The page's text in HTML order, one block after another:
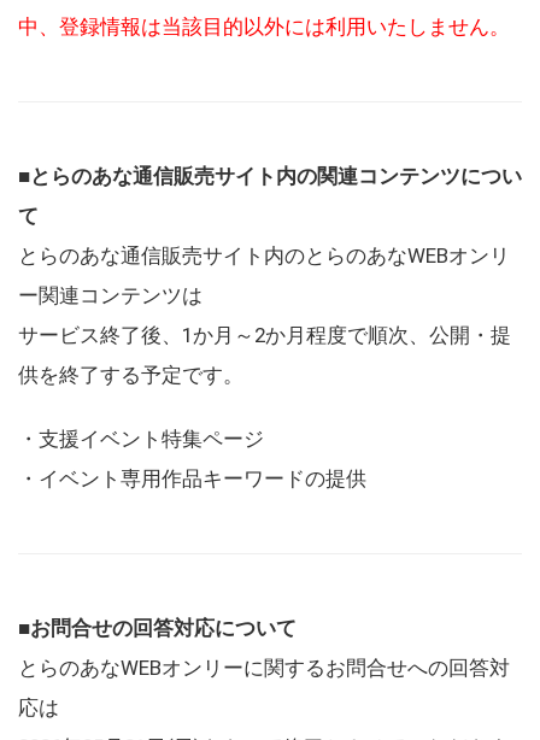
中、登録情報は当該目的以外には利用いたしません。
■とらのあな通信販売サイト内の関連コンテンツについ
て
とらのあな通信販売サイト内のとらのあなWEBオンリ
ー関連コンテンツは
サービス終了後、1か月～2か月程度で順次、公開・提
供を終了する予定です。
・支援イベント特集ページ
・イベント専用作品キーワードの提供
■お問合せの回答対応について
とらのあなWEBオンリーに関するお問合せへの回答対
応は